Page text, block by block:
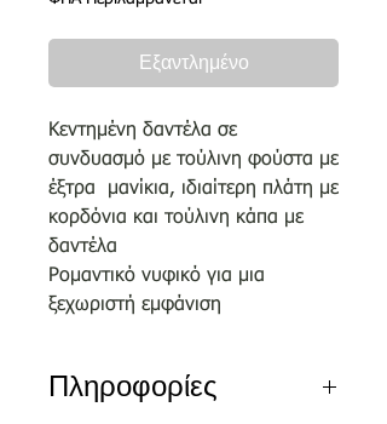
Εξαντλημένο
Κεντημένη δαντέλα σε
συνδυασμό με τούλινη φούστα με
έξτρα μανίκια, ιδιαίτερη πλάτη με
κορδόνια και τούλινη κάπα με
δαντέλα
Ρομαντικό νυφικό για μια
ξεχωριστή εμφάνιση
Πληροφορίες